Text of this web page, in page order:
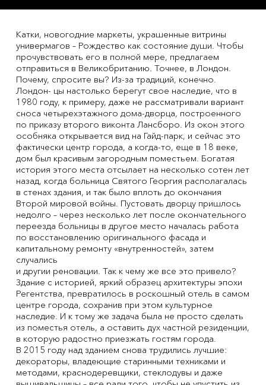
Катки, новогодние маркеты, украшенные витрины
универмагов – Рождество как состояние души. Чтобы
прочувствовать его в полной мере, предлагаем
отправиться в Великобританию. Точнее, в Лондон.
Почему, спросите вы? Из-за традиций, конечно.
Лондон- цы настолько берегут свое наследие, что в
1980 году, к примеру, даже не рассматривали вариант
сноса четырехэтажного дома-дворца, построенного
по приказу второго виконта Лансборо. Из окон этого
особняка открывается вид на Гайд-парк, и сейчас это
фактически центр города, а когда-то, еще в 18 веке,
дом был красивым загородным поместьем. Богатая
история этого места отсылает на несколько сотен лет
назад, когда больница Святого Георгия располагалась
в стенах здания, и так было вплоть до окончания
Второй мировой войны. Пустовать дворцу пришлось
недолго – через несколько лет после окончательного
переезда больницы в другое место началась работа
по восстановлению оригинального фасада и
капитальному ремонту «внутренностей», затем
случались
и другии реновации. Так к чему же все это привело?
Здание с историей, яркий образец архитектуры эпохи
Регентства, превратилось в роскошный отель в самом
центре города, сохранив при этом культурное
наследие. И к тому же задача была не просто сделать
из поместья отель, а оставить дух частной резиденции,
в которую радостно приезжать гостям города.
В 2015 году над зданием снова трудились лучшие:
декораторы, владеющие старинными техниками и
методами, краснодеревщики, стеклодувы и даже